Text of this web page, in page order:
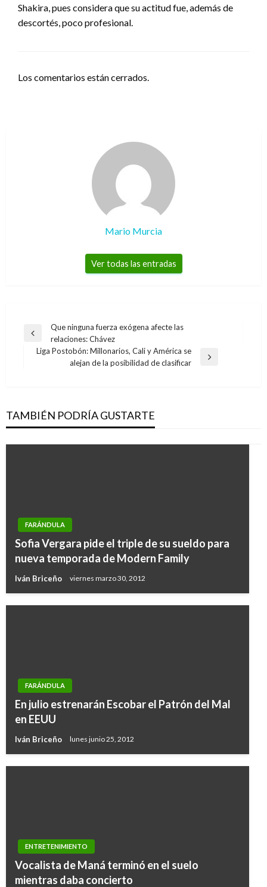
Shakira, pues considera que su actitud fue, además de
descortés, poco profesional.
Los comentarios están cerrados.
Mario Murcia
Ver todas las entradas
Navegación
de
entradas
Entrada
anterior
Que ninguna fuerza exógena afecte las
relaciones: Chávez
Liga Postobón: Millonarios, Cali y América se
alejan de la posibilidad de clasificar
TAMBIÉN PODRÍA GUSTARTE
FARÁNDULA
Sofia Vergara pide el triple de su sueldo para
nueva temporada de Modern Family
Iván Briceño viernes marzo 30, 2012
FARÁNDULA
En julio estrenarán Escobar el Patrón del Mal
en EEUU
Iván Briceño lunes junio 25, 2012
ENTRETENIMIENTO
Vocalista de Maná terminó en el suelo
mientras daba concierto